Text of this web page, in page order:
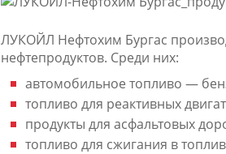
ЛУКОЙЛ Нефтохим Бургас
нефтепродуктов. Среди них:
автомобильное топливо —
топливо для реактивных
продукты для асфальтовых
топливо для сжигания в